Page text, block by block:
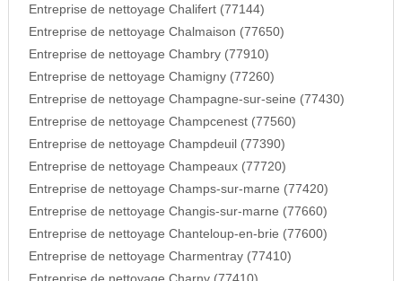
Entreprise de nettoyage Chalifert (77144)
Entreprise de nettoyage Chalmaison (77650)
Entreprise de nettoyage Chambry (77910)
Entreprise de nettoyage Chamigny (77260)
Entreprise de nettoyage Champagne-sur-seine (77430)
Entreprise de nettoyage Champcenest (77560)
Entreprise de nettoyage Champdeuil (77390)
Entreprise de nettoyage Champeaux (77720)
Entreprise de nettoyage Champs-sur-marne (77420)
Entreprise de nettoyage Changis-sur-marne (77660)
Entreprise de nettoyage Chanteloup-en-brie (77600)
Entreprise de nettoyage Charmentray (77410)